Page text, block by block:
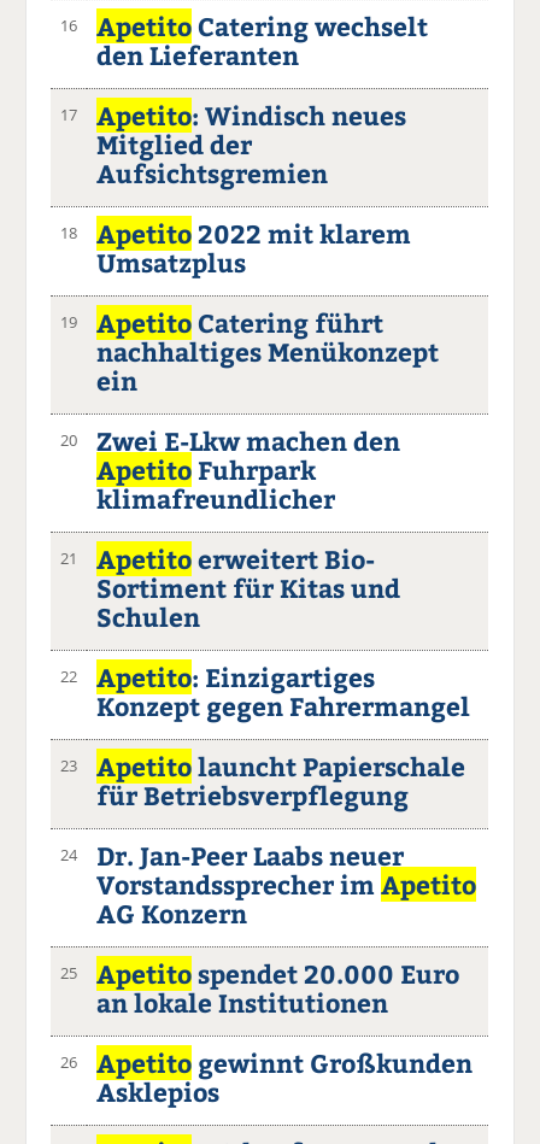
16 ApetitoCatering wechselt
den Lieferanten
17 Apetito: Windisch neues
Mitglied der
Aufsichtsgremien
18 Apetito2022 mit klarem
Umsatzplus
19 ApetitoCatering führt
nachhaltiges Menükonzept
ein
20
Zwei E-Lkw machen den
Apetito Fuhrpark
klimafreundlicher
21 Apetitoerweitert Bio-
Sortiment für Kitas und
Schulen
22 Apetito: Einzigartiges
Konzept gegen Fahrermangel
23 Apetitolauncht Papierschale
für Betriebsverpflegung
24
Dr. Jan-Peer Laabs neuer
Vorstandssprecher imApetito
AG Konzern
25 Apetitospendet 20.000 Euro
an lokale Institutionen
26 Apetito gewinnt Großkunden
Asklepios